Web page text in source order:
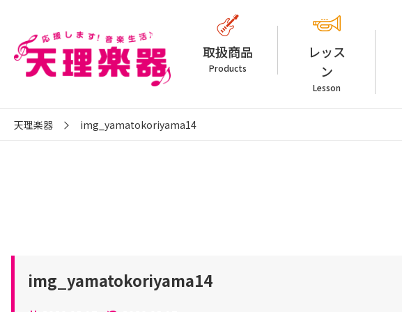
取扱商品
Products
レッス
ン
Lesson
天理楽器 img_yamatokoriyama14
img_yamatokoriyama14